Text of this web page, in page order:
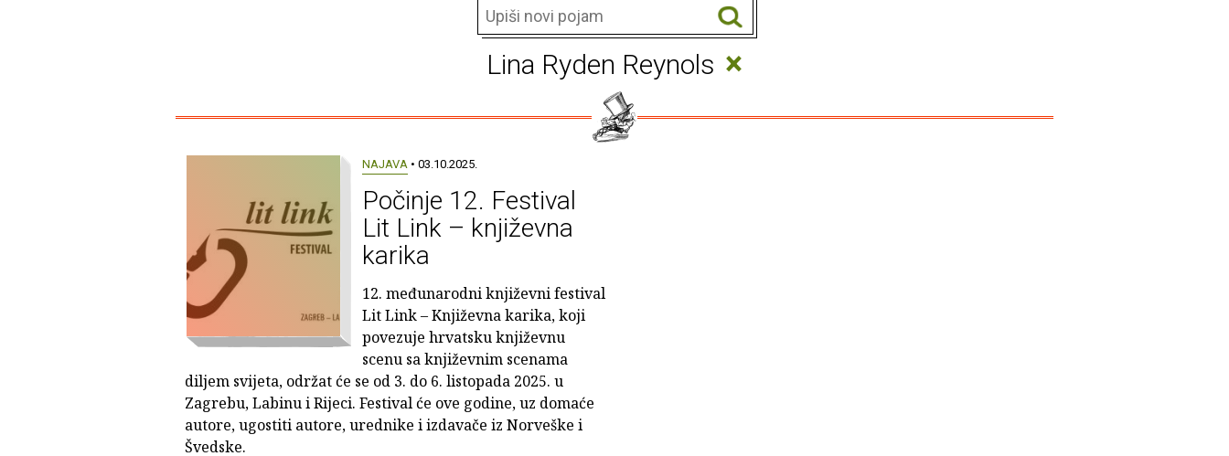
Lina Ryden Reynols ×
NAJAVA • 03.10.2025.
Počinje 12. Festival
Lit Link – književna
karika
12. međunarodni književni festival
Lit Link – Književna karika, koji
povezuje hrvatsku književnu
scenu sa književnim scenama
diljem svijeta, održat će se od 3. do 6. listopada 2025. u
Zagrebu, Labinu i Rijeci. Festival će ove godine, uz domaće
autore, ugostiti autore, urednike i izdavače iz Norveške i
Švedske.